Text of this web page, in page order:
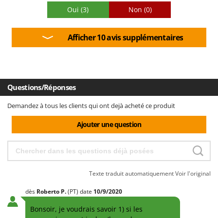
Oui (3) Non (0)
Afficher 10 avis supplémentaires
Questions/Réponses
Demandez à tous les clients qui ont dejà acheté ce produit
Ajouter une question
Texte traduit automatiquementVoir l'original
dès Roberto P.(PT) date 10/9/2020
Bonsoir, je voudrais savoir 1) si les